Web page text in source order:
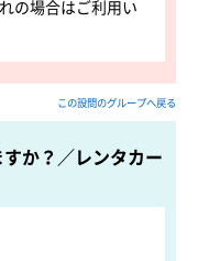
の場合はご利用い
この設問のグループへ戻る
か？／レンタカー